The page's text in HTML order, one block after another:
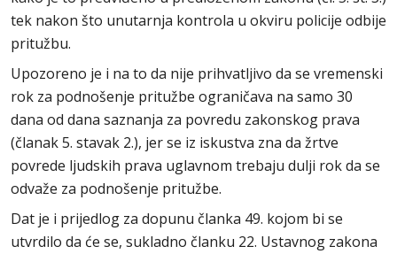
tek nakon što unutarnja kontrola u okviru policije odbije
pritužbu.
Upozoreno je i na to da nije prihvatljivo da se vremenski
rok za podnošenje pritužbe ograničava na samo 30
dana od dana saznanja za povredu zakonskog prava
(članak 5. stavak 2.), jer se iz iskustva zna da žrtve
povrede ljudskih prava uglavnom trebaju dulji rok da se
odvaže za podnošenje pritužbe.
Dat je i prijedlog za dopunu članka 49. kojom bi se
utvrdilo da će se, sukladno članku 22. Ustavnog zakona